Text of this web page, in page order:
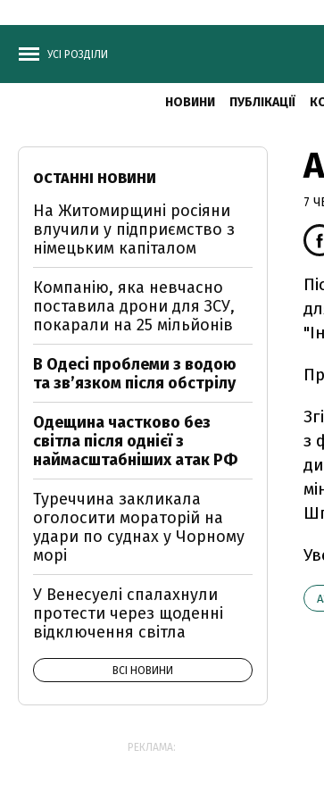
УСІ РОЗДІЛИ
НОВИНИ ПУБЛІКАЦІЇ
7
з
ОСТАННІ НОВИНИ
На Житомирщині росіяни
влучили у підприємство з
німецьким капіталом
Компанію, яка невчасно
поставила дрони для ЗСУ,
покарали на 25 мільйонів
В Одесі проблеми з водою
та звʼязком після обстрілу
Одещина частково без
світла після однієї з
наймасштабніших атак РФ
Туреччина закликала
оголосити мораторій на
удари по суднах у Чорному
морі
У Венесуелі спалахнули
протести через щоденні
відключення світла
ВСІ НОВИНИ
РЕКЛАМА: